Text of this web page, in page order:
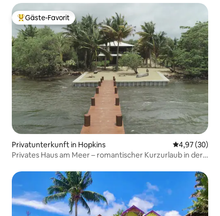
Beliebter Gäste-Favorit.
Gäste-Favorit
Privatunterkunft in Hopkins
4,97 (30)
Privates Haus am Meer – romantischer Kurzurlaub in der